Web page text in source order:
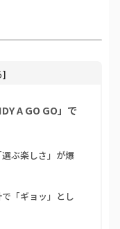
A GO GO」で
ぶ楽しさ」が爆
「ギョッ」とし